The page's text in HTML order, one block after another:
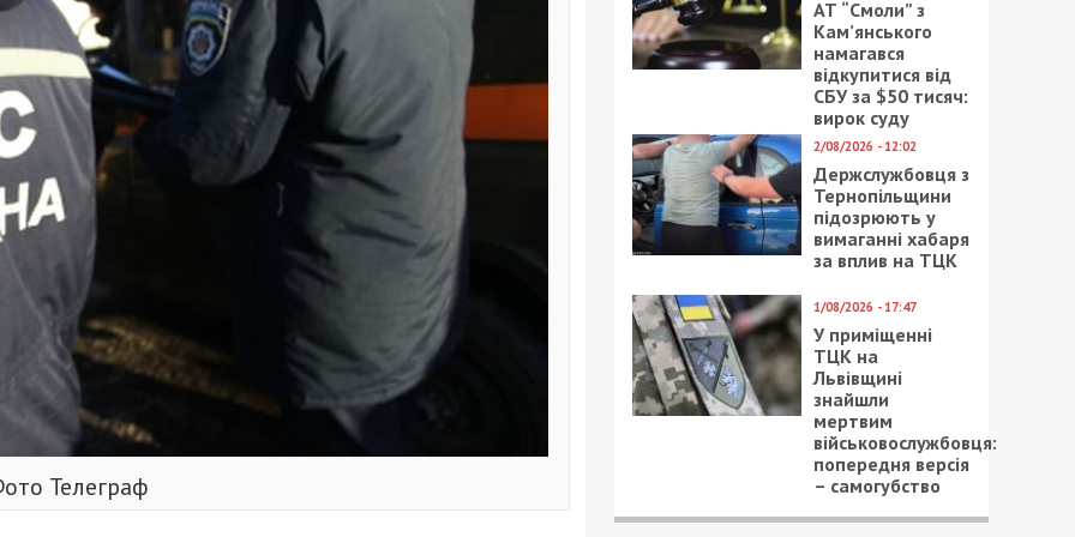
Телеграф
АТ “Смоли” з
Кам’янського
намагався
відкупитися від
СБУ за $50 тисяч:
вирок суду
2/08/2026 - 12:02
Держслужбовця з
Тернопільщини
підозрюють у
вимаганні хабаря
за вплив на ТЦК
1/08/2026 - 17:47
У приміщенні
ТЦК на
Львівщині
знайшли
мертвим
військовослужбовця:
попередня версія
– самогубство